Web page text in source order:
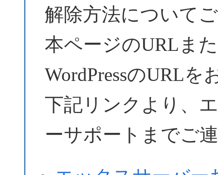
解除方法について
本ページのURLま
WordPressのURL
下記リンクより、
ーサポートまでご